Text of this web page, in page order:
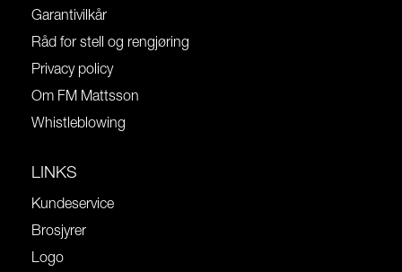
Garantivilkår
Råd for stell og rengjøring
Privacy policy
Om FM Mattsson
Whistleblowing
LINKS
Kundeservice
Brosjyrer
Logo